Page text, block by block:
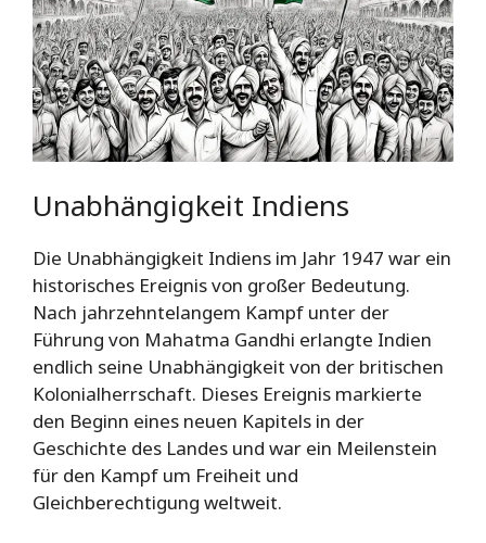
Unabhängigkeit Indiens
Die Unabhängigkeit Indiens im Jahr 1947 war ein
historisches Ereignis von großer Bedeutung.
Nach jahrzehntelangem Kampf unter der
Führung von Mahatma Gandhi erlangte Indien
endlich seine Unabhängigkeit von der britischen
Kolonialherrschaft. Dieses Ereignis markierte
den Beginn eines neuen Kapitels in der
Geschichte des Landes und war ein Meilenstein
für den Kampf um Freiheit und
Gleichberechtigung weltweit.